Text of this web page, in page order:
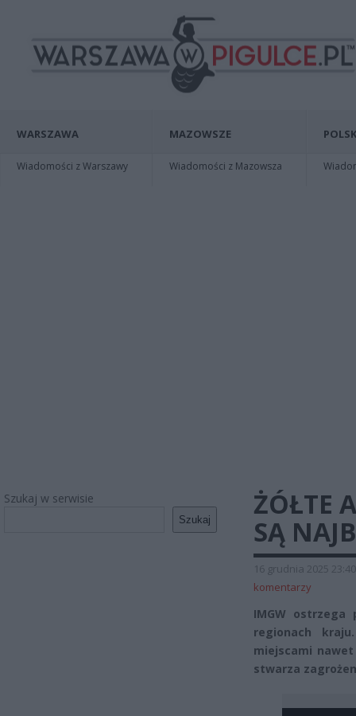
WARSZAWA
Wiadomości z Warszawy
MAZOWSZE
Wiadomości z Mazowsza
Szukaj w serwisie
Szukaj
ŻÓŁTE
SĄ
16 grudnia 2025 23:40
komentarzy
IMGW ostrzega
regionach
miejscami
stwarza